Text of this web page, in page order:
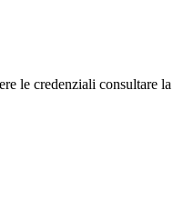
le credenziali consultare la